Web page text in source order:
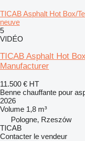
TICAB Asphalt Hot Box/
neuve
5
VIDÉO
TICAB Asphalt Hot
Manufacturer
11.500 € HT
Benne chauffante pour
2026
Volume 1,8 m³
Pologne, Rzeszów
TICAB
Contacter le vendeur